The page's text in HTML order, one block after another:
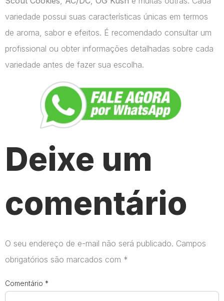
variedade possui suas características únicas em termos
de aroma, sabor e efeitos. É recomendado consultar um
profissional ou obter informações detalhadas sobre cada
variedade antes de fazer sua escolha.
Deixe um
comentário
O seu endereço de e-mail não será publicado. Campos
obrigatórios são marcados com *
Comentário *